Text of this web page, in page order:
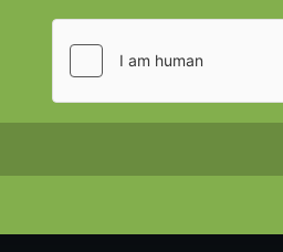
Cyflwyno'r Cais